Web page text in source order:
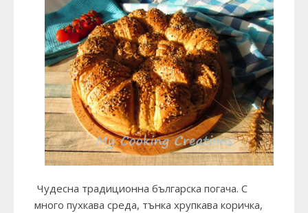
Чудесна традиционна българска погача. С
много пухкава среда, тънка хрупкава коричка,